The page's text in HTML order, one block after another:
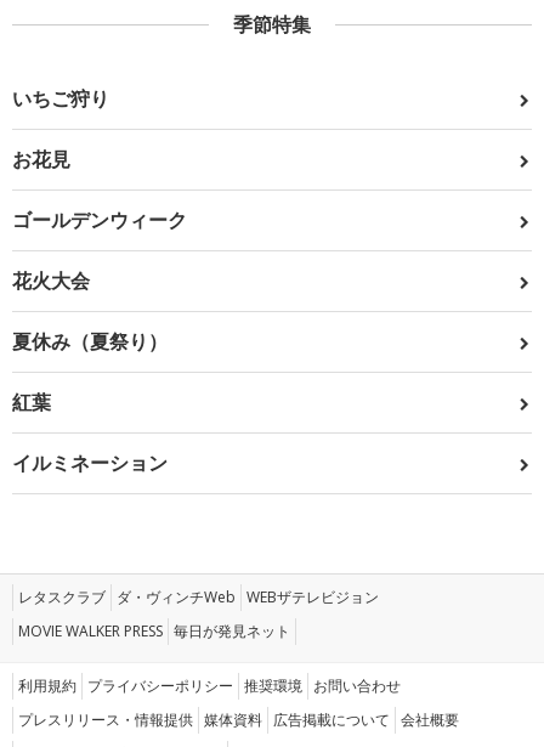
季節特集
いちご狩り
お花見
ゴールデンウィーク
花火大会
夏休み（夏祭り）
紅葉
イルミネーション
レタスクラブ ダ・ヴィンチWeb WEBザテレビジョン
MOVIE WALKER PRESS 毎日が発見ネット
利用規約 プライバシーポリシー 推奨環境 お問い合わせ
プレスリリース・情報提供 媒体資料 広告掲載について 会社概要